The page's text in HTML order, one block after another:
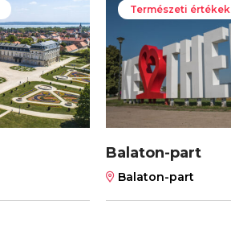
Természeti értékek
Balaton-part
Balaton-part